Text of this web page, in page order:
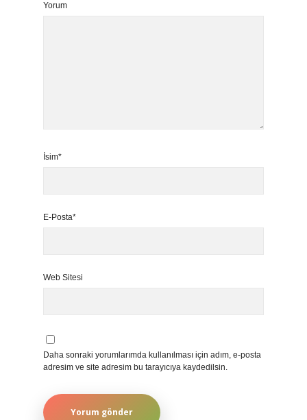
Yorum
İsim*
E-Posta*
Web Sitesi
Daha sonraki yorumlarımda kullanılması için adım, e-posta
adresim ve site adresim bu tarayıcıya kaydedilsin.